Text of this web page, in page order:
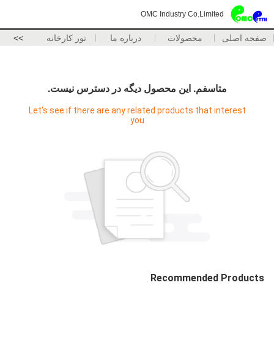
OMC Industry Co.Limited
صفحه اصلی محصولات درباره ما تور کارخانه >>
متاسفم. اين محصول ديگه در دسترس نيست.
Let's see if there are any related products that interest
you
Recommended Products